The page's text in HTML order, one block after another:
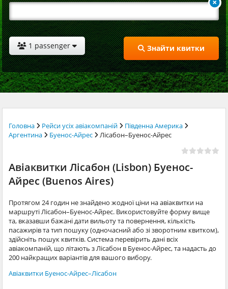
1 passenger Знайти квитки
Головна Рейси усіх авіакомпаній
Південна Америка
Аргентина
Буенос-Айрес Лісабон–Буенос-Айрес
Авіаквитки Лісабон (Lisbon) Буенос-
Айрес (Buenos Aires)
Протягом 24 годин не знайдено жодної ціни на авіаквитки на
маршруті Лісабон–Буенос-Айрес. Використовуйте форму вище
та, вказавши бажані дати вильоту та повернення, кількість
пасажирів та тип пошуку (одночасний або зі зворотним квитком),
здійсніть пошук квитків. Система перевірить дані всіх
авіакомпаній, що літають з Лісабон в Буенос-Айрес, та надасть до
200 найкращих варіантів для вашого вибору.
Авіаквитки Буенос-Айрес–Лісабон